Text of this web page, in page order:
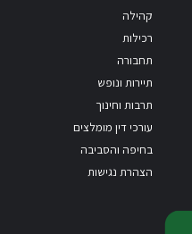
קהילה
רכילות
תחבורה
תיירות ונופש
תרבות וחינוך
עורכי דין מומלצים
בחיפה והסביבה
הצהרת נגישות